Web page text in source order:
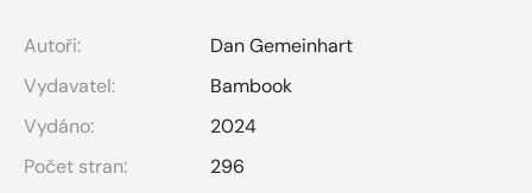
Autoři:
Dan Gemeinhart
Vydavatel:
Bambook
Vydáno:
2024
Počet stran:
296